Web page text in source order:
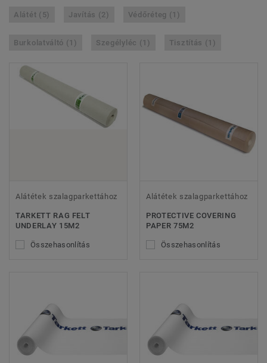
Alátét (5) Javítás (2) Védőréteg (1)
Burkolatváltó (1) Szegélyléc (1) Tisztítás (1)
Alátétek szalagparkettához
TARKETT RAG FELT
UNDERLAY 15M2
Összehasonlítás
Alátétek szalagparkettához
PROTECTIVE COVERING
PAPER 75M2
Összehasonlítás